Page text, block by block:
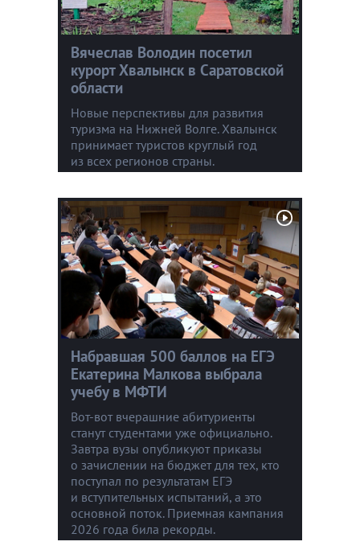
Вячеслав Володин посетил
курорт Хвалынск в Саратовской
области
Новые перспективы для развития
туризма на Нижней Волге. Хвалынск
принимает туристов круглый год
из всех регионов страны.
Набравшая 500 баллов на ЕГЭ
Екатерина Малкова выбрала
учебу в МФТИ
Вот-вот вчерашние абитуриенты
станут студентами уже официально.
Завтра вузы опубликуют приказы
о зачислении на бюджет для тех, кто
поступал по результатам ЕГЭ
и вступительных испытаний, а это
основной поток. Приемная кампания
2026 года била рекорды.